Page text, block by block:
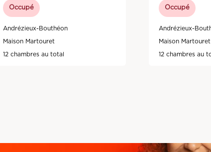
Occupé
Andrézieux-Bouthéon
Maison Martouret
12 chambres au total
Occupé
Andrézieux-
Maison Martouret
12 chambres au